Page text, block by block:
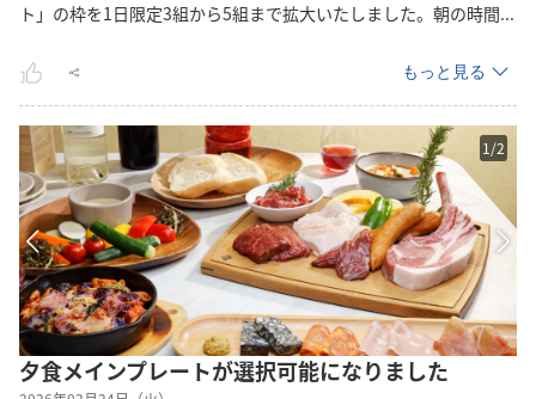
ト」の枠を1日限定3組から5組まで拡大いたしました。朝の時間...
もっと見る
1 /2
夕食メインプレートが選択可能になりました